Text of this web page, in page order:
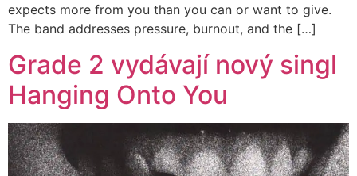
expects more from you than you can or want to give.
The band addresses pressure, burnout, and the […]
Grade 2 vydávají nový singl
Hanging Onto You